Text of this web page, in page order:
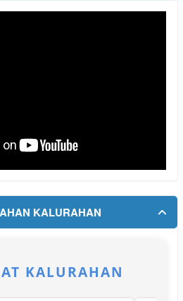
KALURAHAN
KALURAHAN